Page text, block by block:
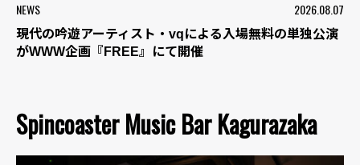
NEWS 2026.08.07
現代の吟遊アーティスト・vqによる入場無料の単独公演
がWWW企画『FREE』にて開催
Spincoaster Music Bar Kagurazaka